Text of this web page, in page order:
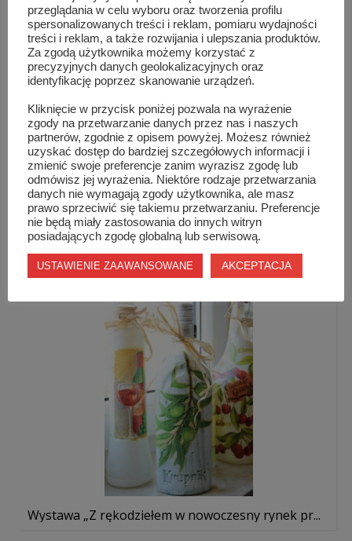
Jak nie zatruć sobie życia?
Wystawa „Z rękodziełem w nowoczesny rynek pr...
przeglądania w celu wyboru oraz tworzenia profilu
spersonalizowanych treści i reklam, pomiaru wydajności
treści i reklam, a także rozwijania i ulepszania produktów.
Za zgodą użytkownika możemy korzystać z
precyzyjnych danych geolokalizacyjnych oraz
identyfikację poprzez skanowanie urządzeń.
Kliknięcie w przycisk poniżej pozwala na wyrażenie
zgody na przetwarzanie danych przez nas i naszych
partnerów, zgodnie z opisem powyżej. Możesz również
uzyskać dostęp do bardziej szczegółowych informacji i
zmienić swoje preferencje zanim wyrazisz zgodę lub
odmówisz jej wyrażenia. Niektóre rodzaje przetwarzania
danych nie wymagają zgody użytkownika, ale masz
prawo sprzeciwić się takiemu przetwarzaniu. Preferencje
nie będą miały zastosowania do innych witryn
posiadających zgodę globalną lub serwisową.
USTAWIENIE ZAAWANSOWANE AKCEPTACJA